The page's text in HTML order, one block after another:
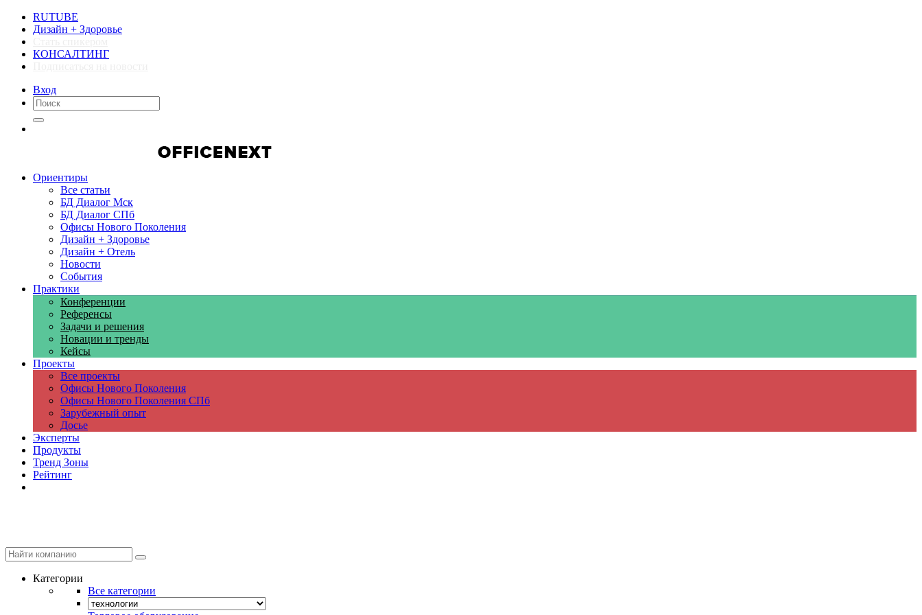
RUTUBE
Дизайн + Здоровье
КОНСАЛТИНГ
Вход
Ориентиры
Все статьи
БД Диалог Мск
БД Диалог СПб
Офисы Нового Поколения
Дизайн + Здоровье
Дизайн + Отель
Новости
События
Практики
Конференции
Референсы
Задачи и решения
Новации и тренды
Кейсы
Проекты
Все проекты
Офисы Нового Поколения
Офисы Нового Поколения СПб
Зарубежный опыт
Досье
Эксперты
Продукты
Тренд Зоны
Рейтинг
Категории
Все категории